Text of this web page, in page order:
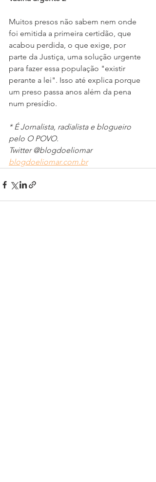
Muitos presos não sabem nem onde
foi emitida a primeira certidão, que
acabou perdida, o que exige, por
parte da Justiça, uma solução urgente
para fazer essa população "existir
perante a lei". Isso até explica porque
um preso passa anos além da pena
num presídio.
* É Jornalista, radialista e blogueiro
pelo O POVO.
Twitter @blogdoeliomar
blogdoeliomar.com.br